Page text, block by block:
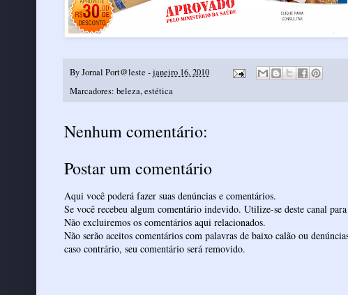
ByJornal Port@leste -janeiro 16, 2010
Marcadores: beleza,estética
Nenhum comentário:
Postar um comentário
Aqui você poderá fazer suas denúncias e comentários.
Se você recebeu algum comentário indevido. Utilize-se deste canal para
Não excluiremos os comentários aqui relacionados.
Não serão aceitos comentários com palavras de baixo calão ou
caso contrário, seu comentário será removido.